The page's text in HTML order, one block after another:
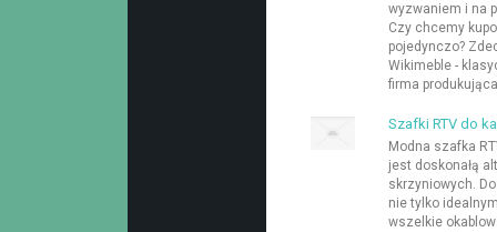
wyzwaniem i na
Czy chcemy
pojedynczo?
Wikimeble -
firma
Szafki RTV do
Modna szafka
jest doskonałą
skrzyniowych.
nie tylko
wszelkie